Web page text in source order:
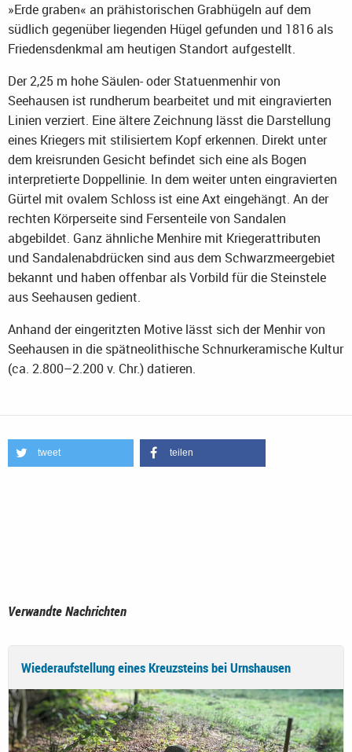
»Erde graben« an prähistorischen Grabhügeln auf dem
südlich gegenüber liegenden Hügel gefunden und 1816 als
Friedensdenkmal am heutigen Standort aufgestellt.
Der 2,25 m hohe Säulen- oder Statuenmenhir von
Seehausen ist rundherum bearbeitet und mit eingravierten
Linien verziert. Eine ältere Zeichnung lässt die Darstellung
eines Kriegers mit stilisiertem Kopf erkennen. Direkt unter
dem kreisrunden Gesicht befindet sich eine als Bogen
interpretierte Doppellinie. In dem weiter unten eingravierten
Gürtel mit ovalem Schloss ist eine Axt eingehängt. An der
rechten Körperseite sind Fersenteile von Sandalen
abgebildet. Ganz ähnliche Menhire mit Kriegerattributen
und Sandalenabdrücken sind aus dem Schwarzmeergebiet
bekannt und haben offenbar als Vorbild für die Steinstele
aus Seehausen gedient.
Anhand der eingeritzten Motive lässt sich der Menhir von
Seehausen in die spätneolithische Schnurkeramische Kultur
(ca. 2.800–2.200 v. Chr.) datieren.
tweet teilen
Verwandte Nachrichten
Wiederaufstellung eines Kreuzsteins bei Urnshausen